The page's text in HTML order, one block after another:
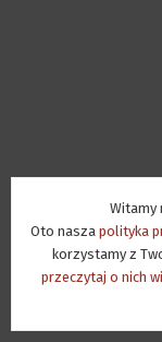
Witamy
Oto nasza polityka
korzystamy z
przeczytaj o nich